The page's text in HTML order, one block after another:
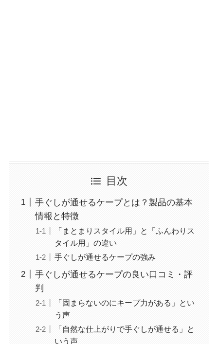
目次
手ぐしが通せるケープとは？製品の基本
情報と特徴
「まとまりスタイル用」と「ふんわりス
タイル用」の違い
手ぐしが通せるケープの強み
手ぐしが通せるケープの良い口コミ・評
判
「固まらないのにキープ力がある」とい
う声
「自然な仕上がりで手ぐしが通せる」と
いう声